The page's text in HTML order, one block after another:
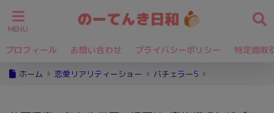
プロフィール お問い合わせ プライバシーポリシー 特定商取
ホーム 恋愛リアリティーショー バチェラー5